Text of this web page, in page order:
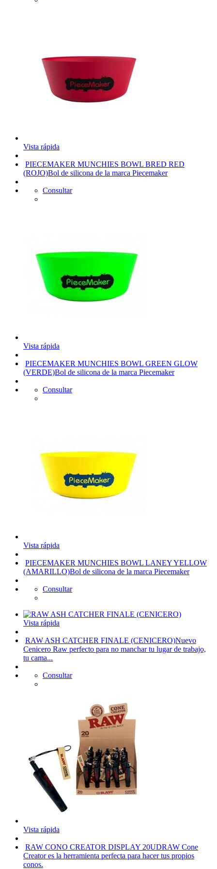
Vista rápida
PIECEMAKER MUNCHIES BOWL BRED RED
(ROJO)Bol de silicona de la marca Piecemaker
Consultar
Vista rápida
PIECEMAKER MUNCHIES BOWL GREEN GLOW
(VERDE)Bol de silicona de la marca Piecemaker
Consultar
Vista rápida
PIECEMAKER MUNCHIES BOWL LANEY YELLOW
(AMARILLO)Bol de silicona de la marca Piecemaker
Consultar
Vista rápida
RAW ASH CATCHER FINALE (CENICERO)Nuevo
Cenicero Raw perfecto para no manchar tu lugar de trabajo,
tu cama...
Consultar
Vista rápida
RAW CONO CREATOR DISPLAY 20UDRAW Cone
Creator es la herramienta perfecta para hacer tus propios
conos.